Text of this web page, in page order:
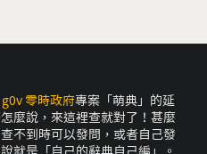
g0v 零時政府專案「萌典」的延
麼說，來這裡查就對了！甚麼
不到時可以發問，或者自己發